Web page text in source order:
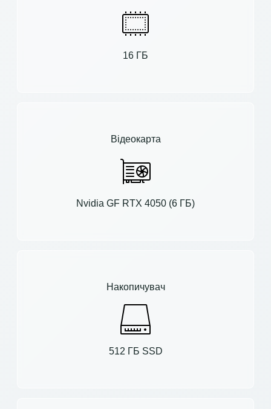
16 ГБ
Відеокарта
Nvidia GF RTX 4050 (6 ГБ)
Накопичувач
512 ГБ SSD